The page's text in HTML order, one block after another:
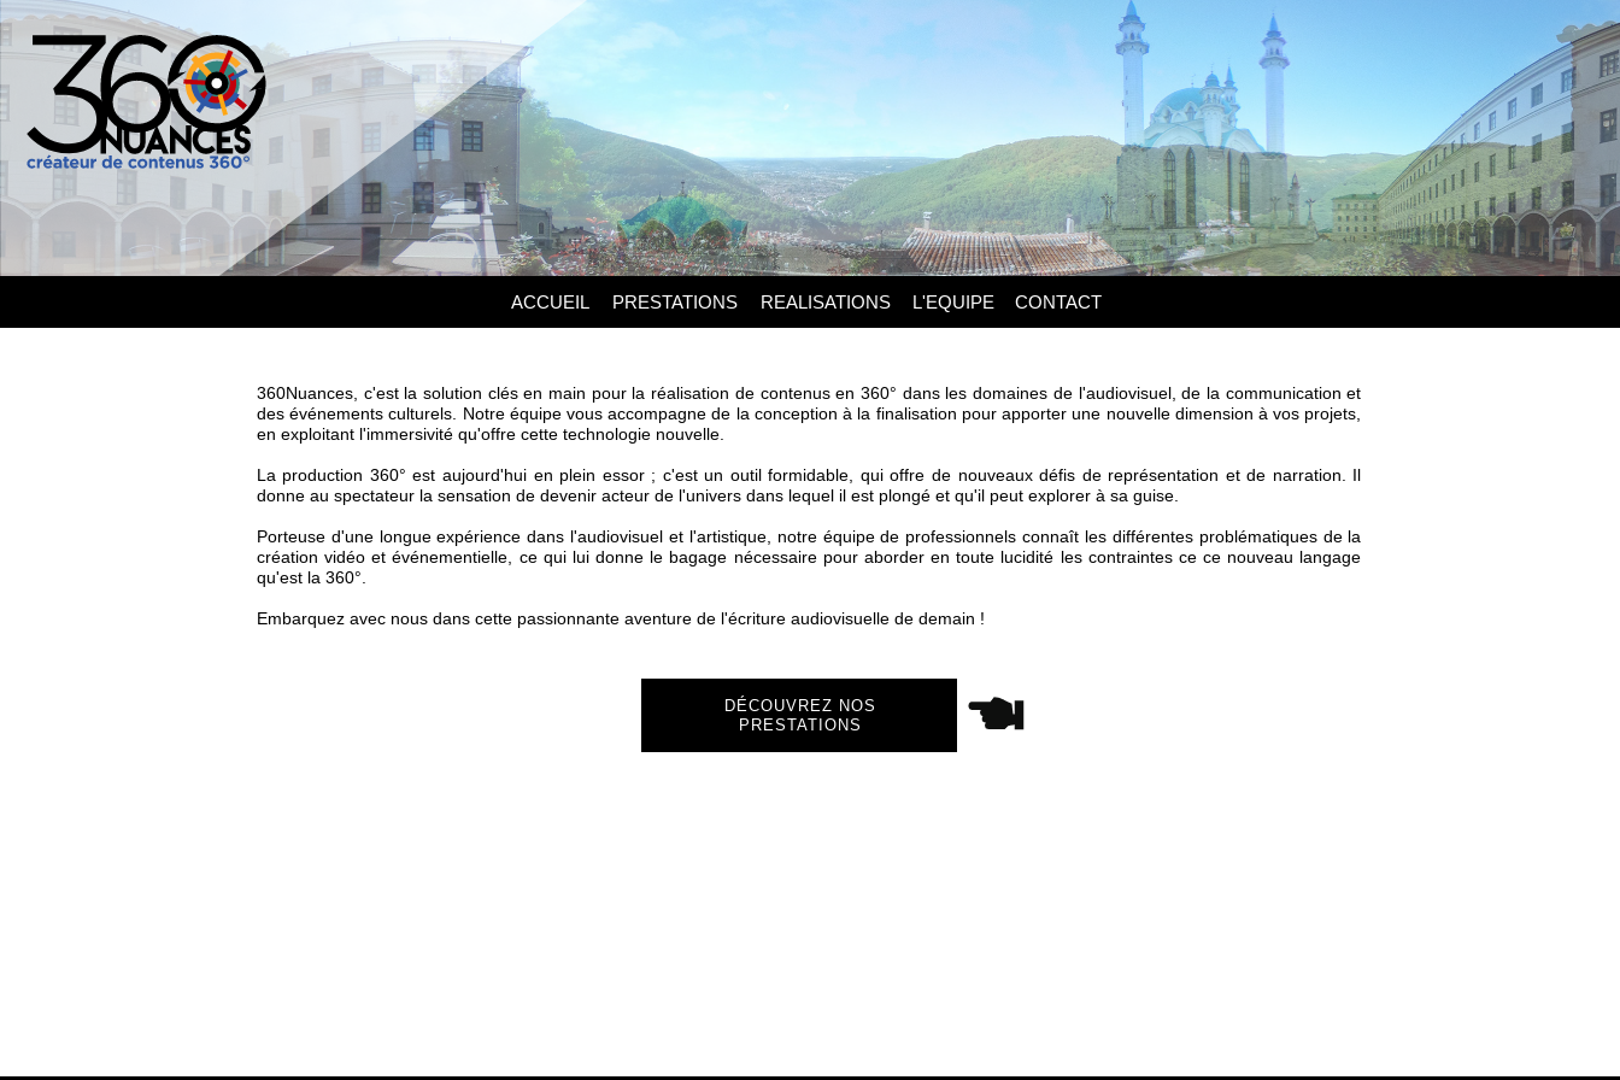
360Nuances, c'est la solution clés en main pour la réalisation de contenus en 360° dans les domaines de l'audiovisuel, de la communication et
des événements culturels. Notre équipe vous accompagne de la conception à la finalisation pour apporter une nouvelle dimension à vos projets,
en exploitant l'immersivité qu'offre cette technologie nouvelle.
La production 360° est aujourd'hui en plein essor ; c'est un outil formidable, qui offre de nouveaux défis de représentation et de narration. Il
donne au spectateur la sensation de devenir acteur de l'univers dans lequel il est plongé et qu'il peut explorer à sa guise.
Porteuse d'une longue expérience dans l'audiovisuel et l'artistique, notre équipe de professionnels connaît les différentes problématiques de la
création vidéo et événementielle, ce qui lui donne le bagage nécessaire pour aborder en toute lucidité les contraintes ce ce nouveau langage
qu'est la 360°.
Embarquez avec nous dans cette passionnante aventure de l'écriture audiovisuelle de demain !
ACCUEIL PRESTATIONS REALISATIONS L'EQUIPE CONTACT
DÉCOUVREZ NOS
PRESTATIONS